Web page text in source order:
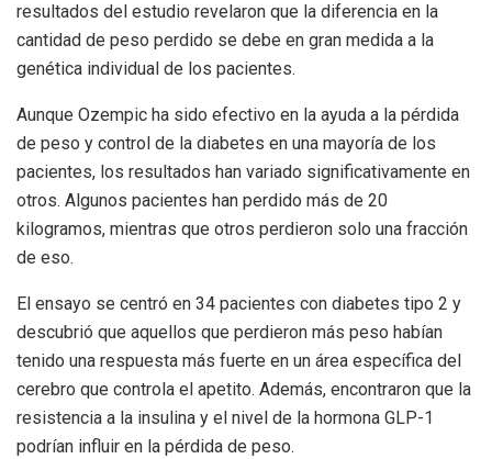
resultados del estudio revelaron que la diferencia en la
cantidad de peso perdido se debe en gran medida a la
genética individual de los pacientes.
Aunque Ozempic ha sido efectivo en la ayuda a la pérdida
de peso y control de la diabetes en una mayoría de los
pacientes, los resultados han variado significativamente en
otros. Algunos pacientes han perdido más de 20
kilogramos, mientras que otros perdieron solo una fracción
de eso.
El ensayo se centró en 34 pacientes con diabetes tipo 2 y
descubrió que aquellos que perdieron más peso habían
tenido una respuesta más fuerte en un área específica del
cerebro que controla el apetito. Además, encontraron que la
resistencia a la insulina y el nivel de la hormona GLP-1
podrían influir en la pérdida de peso.